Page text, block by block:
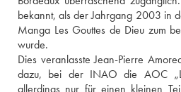
bekannt, als der Jahrgang 2003 in
Manga Les Gouttes de Dieu zum
wurde.
Dies veranlasste Jean-Pierre
dazu, bei der INAO die AOC
allerdings nur für einen kleinen